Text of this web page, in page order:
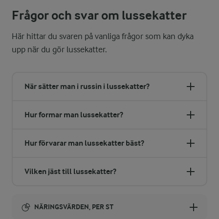
Frågor och svar om lussekatter
Här hittar du svaren på vanliga frågor som kan dyka
upp när du gör lussekatter.
När sätter man i russin i lussekatter?
Hur formar man lussekatter?
Hur förvarar man lussekatter bäst?
Vilken jäst till lussekatter?
NÄRINGSVÄRDEN, PER ST